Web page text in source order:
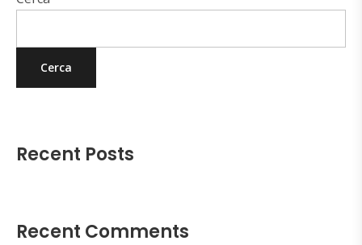
Cerca
Recent Posts
Recent Comments